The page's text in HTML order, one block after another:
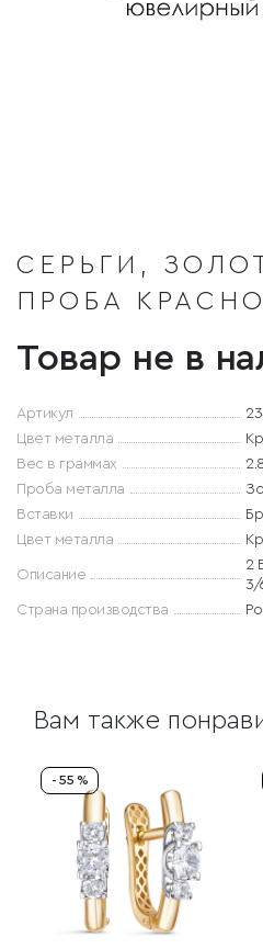
СЕРЬГИ,
ПРОБА
Товар не в
Артикул
Цвет металла
Вес в граммах
Проба металла
Вставки
Цвет металла
Описание
2
3/
Страна производства
Вам также
- 55 %